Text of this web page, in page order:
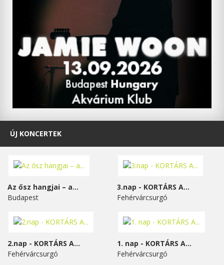
ÚJ KONCERTEK
Az ősz hangjai – a...
Budapest
3.nap - KORTÁRS A...
Fehérvárcsurgó
2.nap - KORTÁRS A...
Fehérvárcsurgó
1. nap - KORTÁRS A...
Fehérvárcsurgó